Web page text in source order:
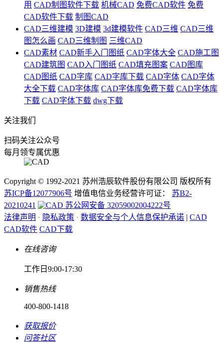
用 CAD制图软件下载 机械CAD 免费CAD软件 免费
CAD软件下载 制图CAD
CAD三维建模 3D建模 3d建模软件 CAD三维 CAD三维
图怎么画 CAD三维制图 三维CAD
CAD素材 CAD新手入门图纸 CAD字体大全 CAD施工图
CAD建筑图 CAD入门图纸 CAD填充图案 CAD图库
CAD图纸 CAD字库 CAD字库下载 CAD字体 CAD字体
大全下载 CAD字体库 CAD字体库免费下载 CAD字体库
下载 CAD字体下载 dwg下载
关注我们
扫码关注公众号
每月领专属优惠
Copyright © 1992-2021 苏州浩辰软件股份有限公司 版权所有
苏ICP备12077906号 增值电信业务经营许可证： 苏B2-
20210241
苏公网安备 32059002004222号
法律声明 · 隐私政策 · 数据安全与个人信息保护承诺 | CAD
CAD软件 CAD下载
在线咨询
工作日9:00-17:30
销售热线
400-800-1418
获取报价
问答社区